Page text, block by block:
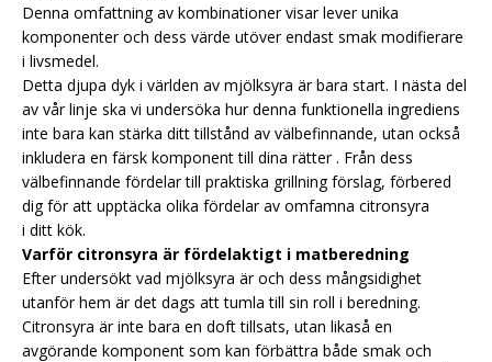
Denna omfattning av kombinationer visar lever unika
komponenter och dess värde utöver endast smak modifierare
i livsmedel.
Detta djupa dyk i världen av mjölksyra är bara start. I nästa del
av vår linje ska vi undersöka hur denna funktionella ingrediens
inte bara kan stärka ditt tillstånd av välbefinnande, utan också
inkludera en färsk komponent till dina rätter . Från dess
välbefinnande fördelar till praktiska grillning förslag, förbered
dig för att upptäcka olika fördelar av omfamna citronsyra
i ditt kök.
Varför citronsyra är fördelaktigt i matberedning
Efter undersökt vad mjölksyra är och dess mångsidighet
utanför hem är det dags att tumla till sin roll i beredning.
Citronsyra är inte bara en doft tillsats, utan likaså en
avgörande komponent som kan förbättra både smak och